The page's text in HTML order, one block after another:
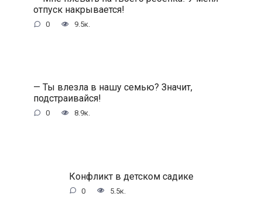
отпуск накрывается!
0 9.5к.
— Ты влезла в нашу семью? Значит,
подстраивайся!
0 8.9к.
Конфликт в детском садике
0 5.5к.